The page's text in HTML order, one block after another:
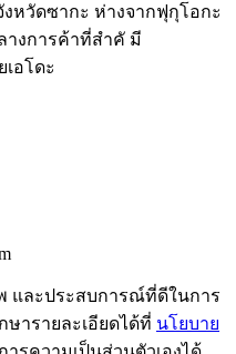
งหวัดซากะ ห่างจากฟุกุโอกะ
างการค้าที่สำคั มี
อโดะ
และประสบการณ์ที่ดีในการ
ารายละเอียดได้ที่ นโยบาย